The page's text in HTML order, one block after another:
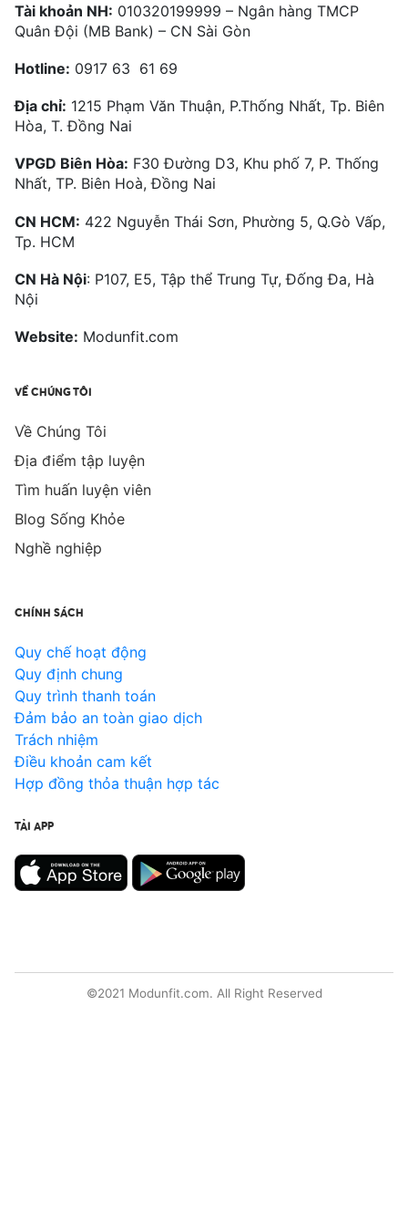
Tài khoản NH: 010320199999 – Ngân hàng TMCP
Quân Đội (MB Bank) – CN Sài Gòn
Hotline: 0917 63 61 69
Địa chỉ: 1215 Phạm Văn Thuận, P.Thống Nhất, Tp. Biên
Hòa, T. Đồng Nai
VPGD Biên Hòa: F30 Đường D3, Khu phố 7, P. Thống
Nhất, TP. Biên Hoà, Đồng Nai
CN HCM: 422 Nguyễn Thái Sơn, Phường 5, Q.Gò Vấp,
Tp. HCM
CN Hà Nội: P107, E5, Tập thể Trung Tự, Đống Đa, Hà
Nội
Website: Modunfit.com
VỀ CHÚNG TÔI
Về Chúng Tôi
Địa điểm tập luyện
Tìm huấn luyện viên
Blog Sống Khỏe
Nghề nghiệp
CHÍNH SÁCH
Quy chế hoạt động
Quy định chung
Quy trình thanh toán
Đảm bảo an toàn giao dịch
Trách nhiệm
Điều khoản cam kết
Hợp đồng thỏa thuận hợp tác
TẢI APP
©2021 Modunfit.com. All Right Reserved